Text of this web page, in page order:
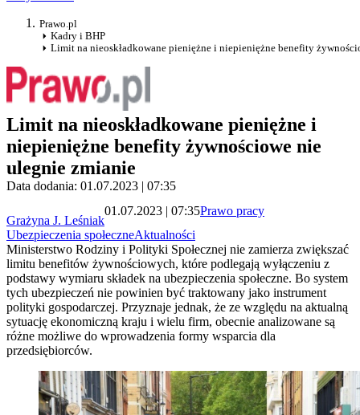
Prawo.pl
Kadry i BHP
Limit na nieoskładkowane pieniężne i niepieniężne benefity
Limit na nieoskładkowane pieniężne i
niepieniężne benefity żywnościowe nie
ulegnie zmianie
Data dodania: 01.07.2023 | 07:35
Grażyna J. Leśniak
01.07.2023 | 07:35Prawo pracy
Ubezpieczenia społeczneAktualności
Ministerstwo Rodziny i Polityki Społecznej nie zamierza zwiększać
limitu benefitów żywnościowych, które podlegają wyłączeniu z
podstawy wymiaru składek na ubezpieczenia społeczne. Bo system
tych ubezpieczeń nie powinien być traktowany jako instrument
polityki gospodarczej. Przyznaje jednak, że ze względu na aktualną
sytuację ekonomiczną kraju i wielu firm, obecnie analizowane są
różne możliwe do wprowadzenia formy wsparcia dla
przedsiębiorców.